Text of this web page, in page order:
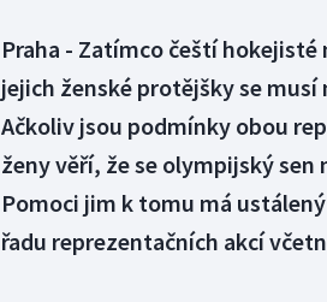
Praha - Zatímco čeští
jejich ženské protějšky se
Ačkoliv jsou podmínky obou
ženy věří, že se olympijský sen
Pomoci jim k tomu má
řadu reprezentačních akcí